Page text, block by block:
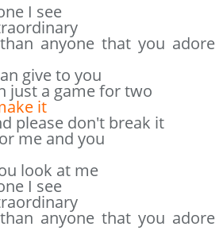
I see
anyone that you adore
give to you
just a game for two
it
please don't break it
me and you
look at me
I see
anyone that you adore